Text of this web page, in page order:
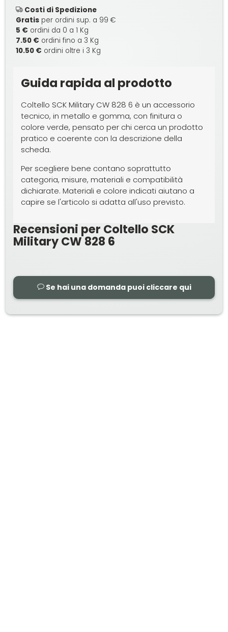
Costi di Spedizione
Gratis per ordini sup. a 99 €
5 € ordini da 0 a 1 Kg
7.50 € ordini fino a 3 Kg
10.50 € ordini oltre i 3 Kg
Guida rapida al prodotto
Coltello SCK Military CW 828 6 è un accessorio
tecnico, in metallo e gomma, con finitura o
colore verde, pensato per chi cerca un prodotto
pratico e coerente con la descrizione della
scheda.
Per scegliere bene contano soprattutto
categoria, misure, materiali e compatibilità
dichiarate. Materiali e colore indicati aiutano a
capire se l'articolo si adatta all'uso previsto.
Recensioni per Coltello SCK
Military CW 828 6
Se hai una domanda puoi cliccare qui